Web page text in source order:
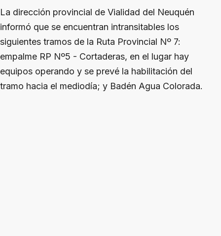
La dirección provincial de Vialidad del Neuquén
informó que se encuentran intransitables los
siguientes tramos de la Ruta Provincial Nº 7:
empalme RP Nº5 - Cortaderas, en el lugar hay
equipos operando y se prevé la habilitación del
tramo hacia el mediodía; y Badén Agua Colorada.